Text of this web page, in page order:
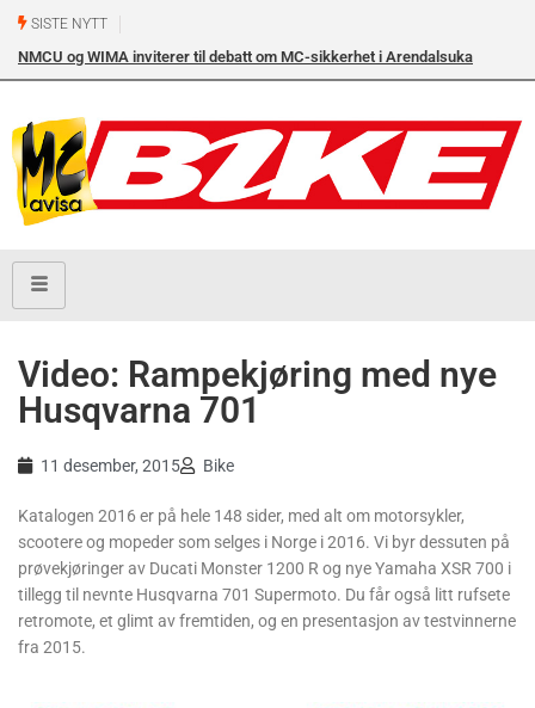
SISTE NYTT
NMCU og WIMA inviterer til debatt om MC-sikkerhet i Arendalsuka
Video: Rampekjøring med nye
Husqvarna 701
11 desember, 2015 Bike
Katalogen 2016 er på hele 148 sider, med alt om motorsykler,
scootere og mopeder som selges i Norge i 2016. Vi byr dessuten på
prøvekjøringer av Ducati Monster 1200 R og nye Yamaha XSR 700 i
tillegg til nevnte Husqvarna 701 Supermoto. Du får også litt rufsete
retromote, et glimt av fremtiden, og en presentasjon av testvinnerne
fra 2015.